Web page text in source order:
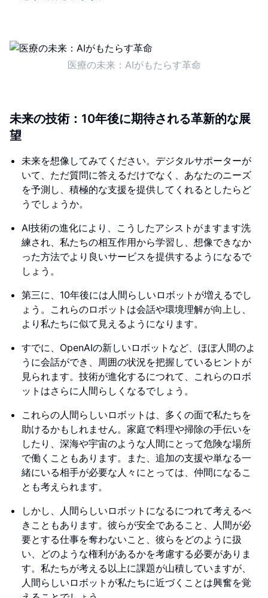
医療の未来：AIがもたらす革命
未来の技術：10年後に期待される革新的な展
望
未来を想像してみてください。デジタルサポーターが
いて、ただ質問に答えるだけでなく、あなたのニーズ
を予測し、積極的な支援を提供してくれるとしたらど
うでしょうか。
AI技術の進化により、こうしたアシストがますます洗
練され、私たちの相互作用から学習し、想像できなか
った方法でより良いサービスを提供するようになるで
しょう。
第三に、10年後には人間らしいロボットが増えるでし
ょう。これらのロボットは会話や環境理解が向上し、
より私たちに似て見えるようになります。
すでに、OpenAIの新しいロボットなど、ほぼ人間のよ
うに会話ができ、周囲の状況を把握しているヒントが
見られます。技術が進化するにつれて、これらのロボ
ットはさらに人間らしくなるでしょう。
これらの人間らしいロボットは、多くの面で私たちを
助けるかもしれません。家庭で料理や掃除の手伝いを
したり、深海や宇宙のような人間にとって危険な場所
で働くこともあります。また、追加の支援や単なる一
緒にいる相手が必要な人々にとっては、仲間になるこ
とも考えられます。
しかし、人間らしいロボットになるにつれて考えるべ
きこともあります。彼らが安全であること、人間が必
要とする仕事を奪わないこと、彼らをどのように扱
い、どのような権利があるかを考慮する必要がありま
す。私たちが考える以上に課題が山積していますが、
人間らしいロボットが私たちに近づくことは興奮を覚